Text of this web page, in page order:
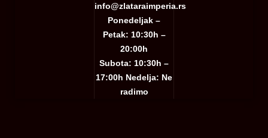
info@zlataraimperia.rs
Ponedeljak –
Petak: 10:30h –
20:00h
Subota: 10:30h –
17:00h Nedelja: Ne
radimo